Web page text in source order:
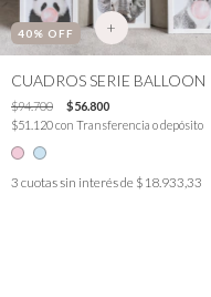
40% OFF +
CUADROS SERIE BALLOON
$94.700
$56.800
$51.120con Transferencia o depósito
3 cuotas sin interés de $18.933,33